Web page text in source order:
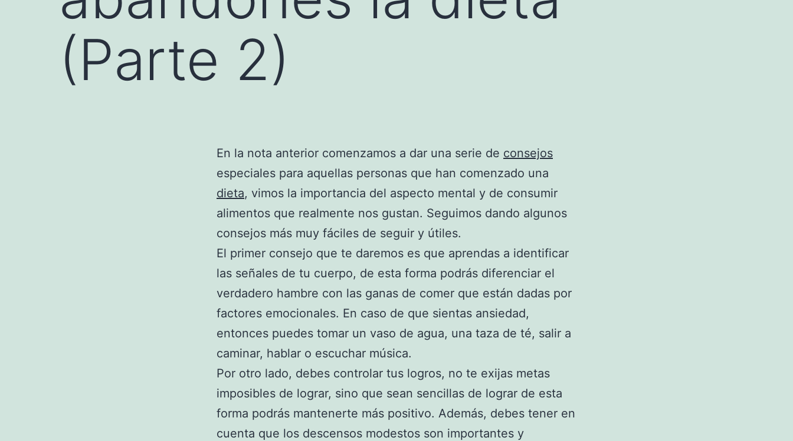
(Parte 2)
En la nota anterior comenzamos a dar una serie de consejos
especiales para aquellas personas que han comenzado una
dieta, vimos la importancia del aspecto mental y de consumir
alimentos que realmente nos gustan. Seguimos dando algunos
consejos más muy fáciles de seguir y útiles.
El primer consejo que te daremos es que aprendas a identificar
las señales de tu cuerpo, de esta forma podrás diferenciar el
verdadero hambre con las ganas de comer que están dadas por
factores emocionales. En caso de que sientas ansiedad,
entonces puedes tomar un vaso de agua, una taza de té, salir a
caminar, hablar o escuchar música.
Por otro lado, debes controlar tus logros, no te exijas metas
imposibles de lograr, sino que sean sencillas de lograr de esta
forma podrás mantenerte más positivo. Además, debes tener en
cuenta que los descensos modestos son importantes y